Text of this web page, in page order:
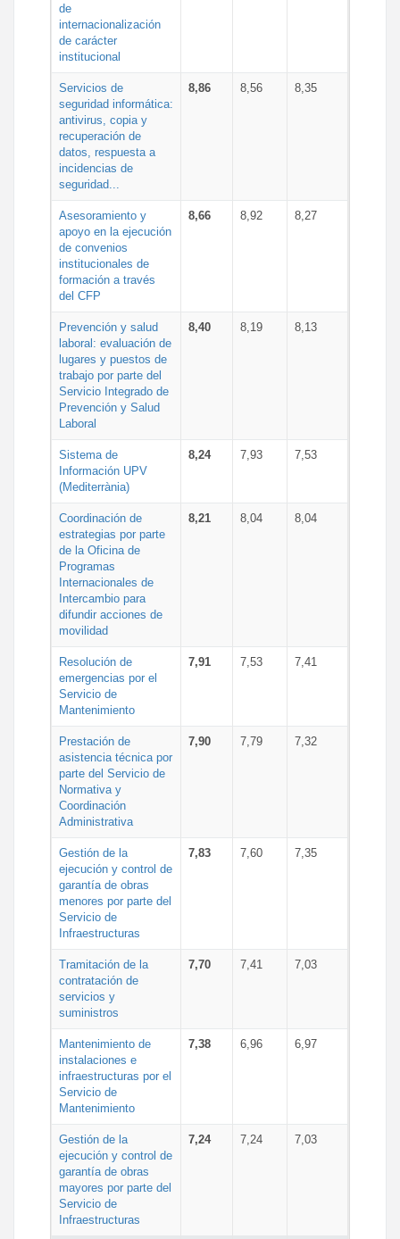
de
internacionalización
de carácter
institucional
Servicios de
seguridad informática:
antivirus, copia y
recuperación de
datos, respuesta a
incidencias de
seguridad...
8,86 8,56 8,35
Asesoramiento y
apoyo en la ejecución
de convenios
institucionales de
formación a través
del CFP
8,66 8,92 8,27
Prevención y salud
laboral: evaluación de
lugares y puestos de
trabajo por parte del
Servicio Integrado de
Prevención y Salud
Laboral
8,40 8,19 8,13
Sistema de
Información UPV
(Mediterrània)
8,24 7,93 7,53
Coordinación de
estrategias por parte
de la Oficina de
Programas
Internacionales de
Intercambio para
difundir acciones de
movilidad
8,21 8,04 8,04
Resolución de
emergencias por el
Servicio de
Mantenimiento
7,91 7,53 7,41
Prestación de
asistencia técnica por
parte del Servicio de
Normativa y
Coordinación
Administrativa
7,90 7,79 7,32
Gestión de la
ejecución y control de
garantía de obras
menores por parte del
Servicio de
Infraestructuras
7,83 7,60 7,35
Tramitación de la
contratación de
servicios y
suministros
7,70 7,41 7,03
Mantenimiento de
instalaciones e
infraestructuras por el
Servicio de
Mantenimiento
7,38 6,96 6,97
Gestión de la
ejecución y control de
garantía de obras
mayores por parte del
Servicio de
Infraestructuras
7,24 7,24 7,03